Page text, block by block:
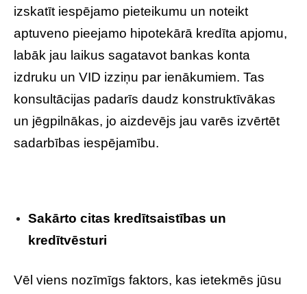
izskatīt iespējamo pieteikumu un noteikt
aptuveno pieejamo hipotekārā kredīta apjomu,
labāk jau laikus sagatavot bankas konta
izdruku un VID izziņu par ienākumiem. Tas
konsultācijas padarīs daudz konstruktīvākas
un jēgpilnākas, jo aizdevējs jau varēs izvērtēt
sadarbības iespējamību.
Sakārto citas kredītsaistības un
kredītvēsturi
Vēl viens nozīmīgs faktors, kas ietekmēs jūsu